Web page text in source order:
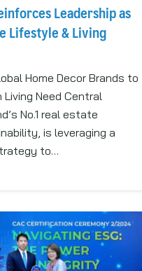
Leadership as
Lifestyle & Living
Home Decor Brands to
Living Need Central
No.1 real estate
is leveraging a
to…